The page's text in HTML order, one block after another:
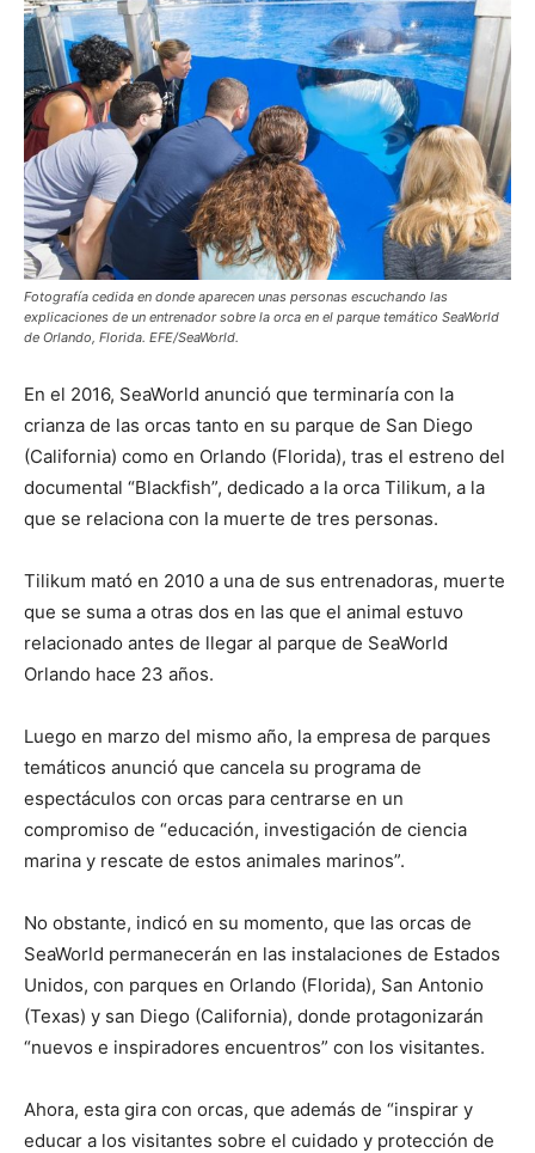
Fotografía cedida en donde aparecen unas personas escuchando las
explicaciones de un entrenador sobre la orca en el parque temático SeaWorld
de Orlando, Florida. EFE/SeaWorld.
En el 2016, SeaWorld anunció que terminaría con la
crianza de las orcas tanto en su parque de San Diego
(California) como en Orlando (Florida), tras el estreno del
documental “Blackfish”, dedicado a la orca Tilikum, a la
que se relaciona con la muerte de tres personas.
Tilikum mató en 2010 a una de sus entrenadoras, muerte
que se suma a otras dos en las que el animal estuvo
relacionado antes de llegar al parque de SeaWorld
Orlando hace 23 años.
Luego en marzo del mismo año, la empresa de parques
temáticos anunció que cancela su programa de
espectáculos con orcas para centrarse en un
compromiso de “educación, investigación de ciencia
marina y rescate de estos animales marinos”.
No obstante, indicó en su momento, que las orcas de
SeaWorld permanecerán en las instalaciones de Estados
Unidos, con parques en Orlando (Florida), San Antonio
(Texas) y san Diego (California), donde protagonizarán
“nuevos e inspiradores encuentros” con los visitantes.
Ahora, esta gira con orcas, que además de “inspirar y
educar a los visitantes sobre el cuidado y protección de